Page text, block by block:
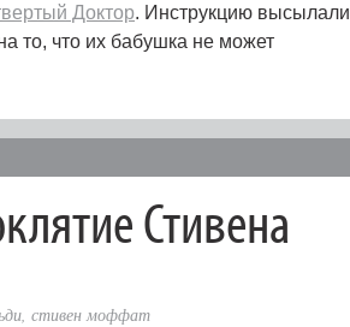
Доктор. Инструкцию высылали
то, что их бабушка не может
Стивена
стивен моффат